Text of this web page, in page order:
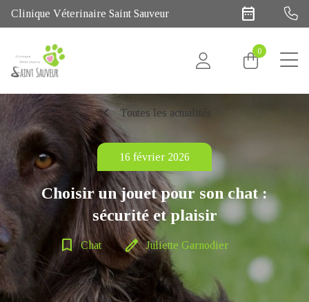
Clinique Véterinaire Saint Sauveur date_range
0
chevron_left Toutes les actualités
16 février 2026
Choisir un jouet pour son chat :
sécurité et plaisir
bookmark_border Chat edit Juliette Garnodier